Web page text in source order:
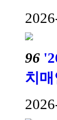
96
치매